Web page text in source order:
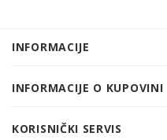
INFORMACIJE
INFORMACIJE O KUPOVINI
KORISNIČKI SERVIS